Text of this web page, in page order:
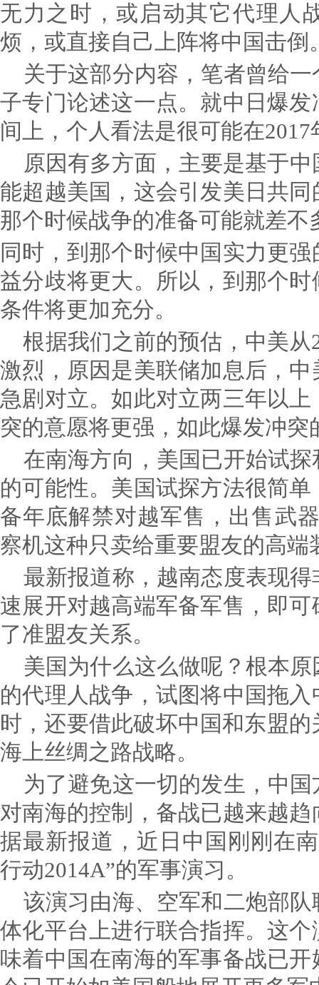
无力之时，或启动其它代理人
烦，或直接自己上阵将中国击倒
关于这部分内容，笔者曾给一
子专门论述这一点。就中日爆
间上，个人看法是很可能在2017
原因有多方面，主要是基于中
能超越美国，这会引发美日共
那个时候战争的准备可能就差不
同时，到那个时候中国实力更
益分歧将更大。所以，到那个
条件将更加充分。
根据我们之前的预估，中美从
激烈，原因是美联储加息后，
急剧对立。如此对立两三年以
突的意愿将更强，如此爆发冲
在南海方向，美国已开始试探
的可能性。美国试探方法很简
备年底解禁对越军售，出售武
察机这种只卖给重要盟友的高端
最新报道称，越南态度表现得
速展开对越高端军备军售，即
了准盟友关系。
美国为什么这么做呢？根本原
的代理人战争，试图将中国拖
时，还要借此破坏中国和东盟
海上丝绸之路战略。
为了避免这一切的发生，中国
对南海的控制，备战已越来越
据最新报道，近日中国刚刚在
行动2014A”的军事演习。
该演习由海、空军和二炮部队
体化平台上进行联合指挥。这
味着中国在南海的军事备战已